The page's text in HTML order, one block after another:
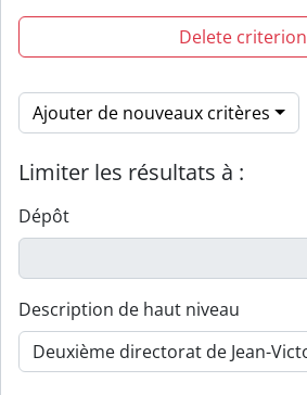
Delete criterion
Ajouter de nouveaux critères
Limiter les résultats à :
Dépôt
Description de haut niveau